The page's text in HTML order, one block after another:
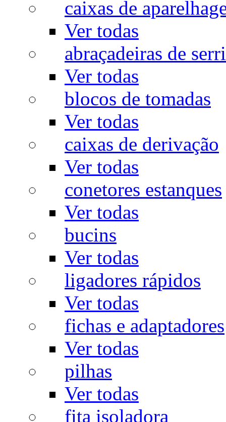
caixas de
Ver todas
abraçadeiras de
Ver todas
blocos de tomadas
Ver todas
caixas de derivação
Ver todas
conetores estanques
Ver todas
bucins
Ver todas
ligadores rápidos
Ver todas
fichas e adaptadores
Ver todas
pilhas
Ver todas
fita isoladora